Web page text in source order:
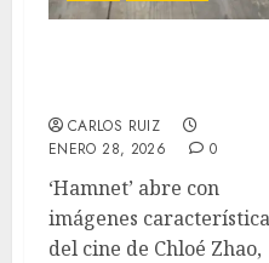
CARLOS RUIZ
ENERO 28, 2026
0
‘Hamnet’ abre con
imágenes
del cine de Chloé Zhao,